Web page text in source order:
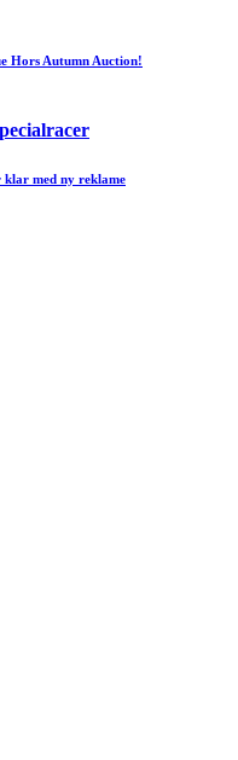
Hors Autumn Auction!
klar med ny reklame